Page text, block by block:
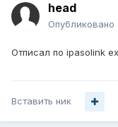
head
Опубликовано
Отписал по ipasolink
Вставить ник